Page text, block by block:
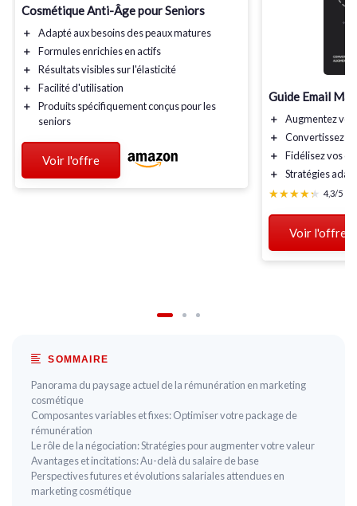
Cosmétique Anti-Âge pour Seniors
＋ Adaptéaux besoins des peaux matures
＋
Formulesenrichies en actifs
＋
Résultatsvisibles sur l'élasticité
＋
Facilité d'utilisation
＋
Produitsspécifiquement conçus pour les
seniors
Voir l'offre
Guide Email
＋ Augmentez vos
＋
Convertissez
＋
Fidélisez vos
＋
Stratégies
★★★★★
★★★★★ 4,3/5
Voir l'offre
SOMMAIRE
Panorama du paysage actuel de la rémunération en marketing
cosmétique
Composantes variables et fixes: Optimiser votre package de
rémunération
Le rôle de la négociation: Stratégies pour augmenter votre valeur
Avantages et incitations: Au-delà du salaire de base
Perspectives futures et évolutions salariales attendues en
marketing cosmétique